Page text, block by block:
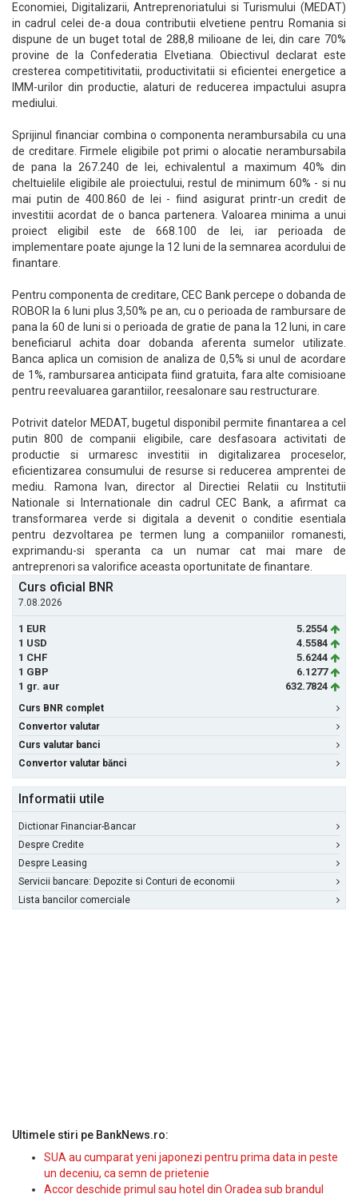
Economiei, Digitalizarii, Antreprenoriatului si Turismului (MEDAT)
in cadrul celei de-a doua contributii elvetiene pentru Romania si
dispune de un buget total de 288,8 milioane de lei, din care 70%
provine de la Confederatia Elvetiana. Obiectivul declarat este
cresterea competitivitatii, productivitatii si eficientei energetice a
IMM-urilor din productie, alaturi de reducerea impactului asupra
mediului.
Sprijinul financiar combina o componenta nerambursabila cu una
de creditare. Firmele eligibile pot primi o alocatie nerambursabila
de pana la 267.240 de lei, echivalentul a maximum 40% din
cheltuielile eligibile ale proiectului, restul de minimum 60% - si nu
mai putin de 400.860 de lei - fiind asigurat printr-un credit de
investitii acordat de o banca partenera. Valoarea minima a unui
proiect eligibil este de 668.100 de lei, iar perioada de
implementare poate ajunge la 12 luni de la semnarea acordului de
finantare.
Pentru componenta de creditare, CEC Bank percepe o dobanda de
ROBOR la 6 luni plus 3,50% pe an, cu o perioada de rambursare de
pana la 60 de luni si o perioada de gratie de pana la 12 luni, in care
beneficiarul achita doar dobanda aferenta sumelor utilizate.
Banca aplica un comision de analiza de 0,5% si unul de acordare
de 1%, rambursarea anticipata fiind gratuita, fara alte comisioane
pentru reevaluarea garantiilor, reesalonare sau restructurare.
Potrivit datelor MEDAT, bugetul disponibil permite finantarea a cel
putin 800 de companii eligibile, care desfasoara activitati de
productie si urmaresc investitii in digitalizarea proceselor,
eficientizarea consumului de resurse si reducerea amprentei de
mediu. Ramona Ivan, director al Directiei Relatii cu Institutii
Nationale si Internationale din cadrul CEC Bank, a afirmat ca
transformarea verde si digitala a devenit o conditie esentiala
pentru dezvoltarea pe termen lung a companiilor romanesti,
exprimandu-si speranta ca un numar cat mai mare de
antreprenori sa valorifice aceasta oportunitate de finantare.
Curs oficial BNR
7.08.2026
1 EUR
5.2554
1 USD
4.5584
1 CHF
5.6244
1 GBP
6.1277
1 gr. aur
632.7824
Curs BNR complet
Convertor valutar
Curs valutar banci
Convertor valutar bănci
Informatii utile
Dictionar Financiar-Bancar
Despre Credite
Despre Leasing
Servicii bancare: Depozite si Conturi de economii
Lista bancilor comerciale
Ultimele stiri pe BankNews.ro:
SUA au cumparat yeni japonezi pentru prima data in peste
un deceniu, ca semn de prietenie
Accor deschide primul sau hotel din Oradea sub brandul